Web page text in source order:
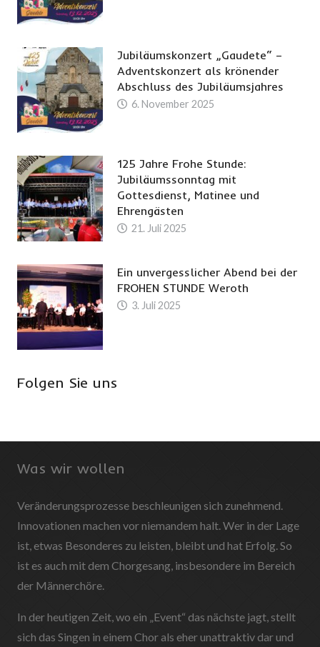
Jubiläumskonzert „Gaudete“ –
Adventskonzert als krönender
Abschluss des Jubiläumsjahres
6. November 2025
125 Jahre Frohe Stunde:
Jubiläumssonntag mit
Gottesdienst, Matinee und
Ehrengästen
21. Juli 2025
Ein unvergesslicher Abend bei der
FROHEN STUNDE Weroth
3. Juli 2025
Folgen Sie uns
Was wir wollen
Veränderungsprozesse beschleunigen sich zunehmend.
Innovationen machen vor niemandem halt. Wer in der Lage
ist, etwas Besonderes zu leisten, bleibt und hat Erfolg. So
ist es auch mit dem Chorgesang, insbesondere im Bereich
der Männerchöre.
In der heutigen Zeit, wo ein „Event“ das nächste jagt, stellt
sich das Singen in einem Chor als eher unattraktiv dar und